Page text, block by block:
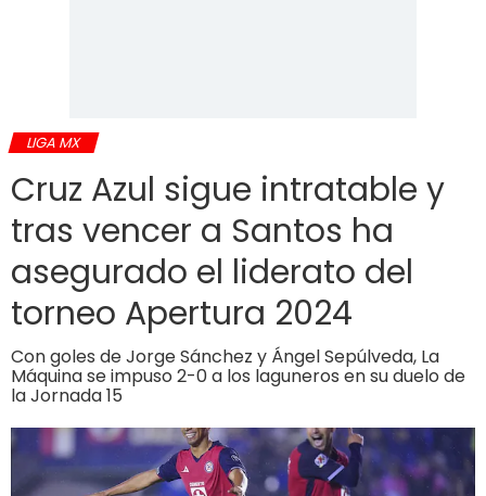
LIGA MX
Cruz Azul sigue intratable y
tras vencer a Santos ha
asegurado el liderato del
torneo Apertura 2024
Con goles de Jorge Sánchez y Ángel Sepúlveda, La
Máquina se impuso 2-0 a los laguneros en su duelo de
la Jornada 15